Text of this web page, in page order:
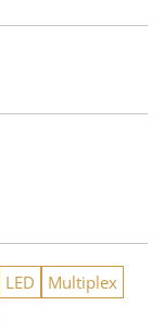
LED
Multiplex